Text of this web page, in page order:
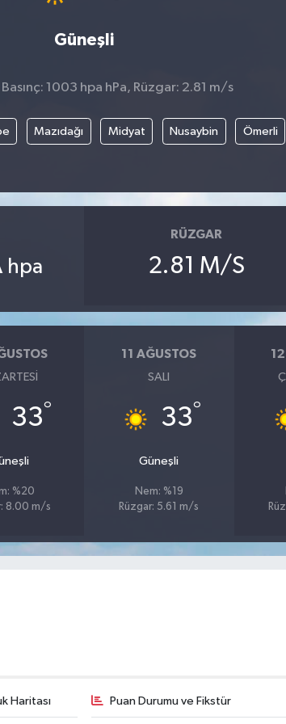
Güneşli
1003 hpa hPa, Rüzgar: 2.81 m/s
Mazıdağı Midyat Nusaybin Ömerli
hpa
RÜZGAR
2.81 M/S
33°
%20
8.00 m/s
11 AĞUSTOS
SALI
33°
Güneşli
Nem: %19
Rüzgar: 5.61 m/s
Haritası Puan Durumu ve Fikstür